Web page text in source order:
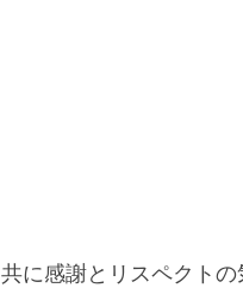
共に感謝とリスペクトの